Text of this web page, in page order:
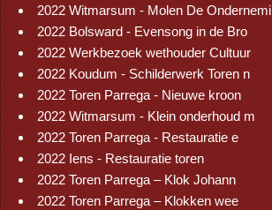
2022 Witmarsum - Molen De Ondernemi
2022 Bolsward - Evensong in de Bro
2022 Werkbezoek wethouder Cultuur
2022 Koudum - Schilderwerk Toren n
2022 Toren Parrega - Nieuwe kroon
2022 Witmarsum - Klein onderhoud m
2022 Toren Parrega - Restauratie e
2022 Iens - Restauratie toren
2022 Toren Parrega – Klok Johann
2022 Toren Parrega – Klokken wee